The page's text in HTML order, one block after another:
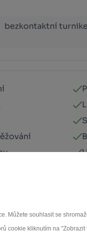
Můžete souhlasit se
cookie kliknutím na "Zobrazit
bezkontaktní